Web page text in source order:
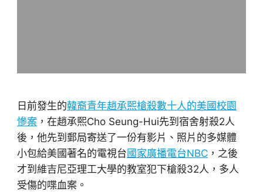
日前發生的韓裔青年趙承熙槍殺數十人的美國校園
慘案，在趙承熙Cho Seung-Hui先到宿舍射殺2人
後，他先到郵局寄送了一份有影片、照片的多媒體
小包給美國著名的電視台國家廣播電台NBC，之後
才到維吉尼亞理工大學的教室犯下槍殺32人，多人
受傷的喋血案。